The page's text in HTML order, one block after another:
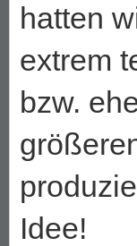
hatten
extrem
bzw.
Idee!